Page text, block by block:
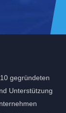
gegründeten
Unterstützung